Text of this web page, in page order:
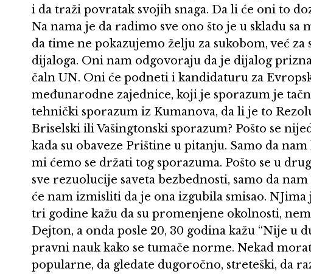
i da traži povratak svojih snaga. Da li će oni to
Na nama je da radimo sve ono što je u skladu
da time ne pokazujemo želju za sukobom, već
dijaloga. Oni nam odgovoraju da je dijalog
čaln UN. Oni će podneti i kandidaturu za
međunarodne zajednice, koji je sporazum je
tehnički sporazum iz Kumanova, da li je to
Briselski ili Vašingtonski sporazum? Pošto se
kada su obaveze Prištine u pitanju. Samo da
mi ćemo se držati tog sporazuma. Pošto se u
sve rezuolucije saveta bezbednosti, samo da
će nam izmisliti da je ona izgubila smisao. NJima
tri godine kažu da su promenjene okolnosti,
Dejton, a onda posle 20, 30 godina kažu “Nije u
pravni nauk kako se tumače norme. Nekad
popularne, da gledate dugoročno, streteški, da